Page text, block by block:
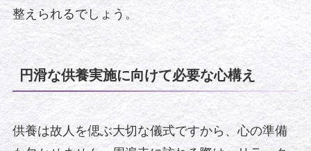
整えられるでしょう。
円滑な供養実施に向けて必要な心構え
供養は故人を偲ぶ大切な儀式ですから、心の準備